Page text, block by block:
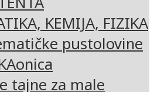
KEMIJA, FIZIKA
pustolovine
tajne za male